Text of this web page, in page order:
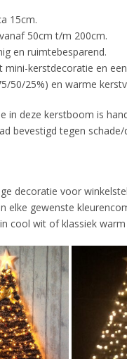
15cm.
50cm t/m 200cm.
en ruimtebesparend.
mini-kerstdecoratie en
50/25%) en warme
in deze kerstboom is
bevestigd tegen schade/
decoratie voor
elke gewenste
in cool wit of klassiek